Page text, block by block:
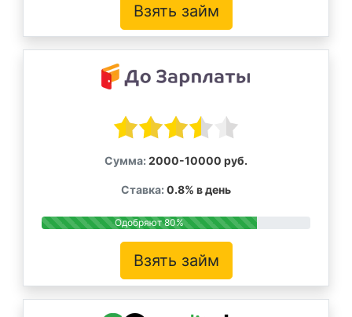
Взять займ
Сумма: 2000-10000 руб.
Ставка: 0.8% в день
Одобряют 80%
Взять займ